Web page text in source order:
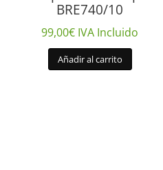
BRE740/10
99,00€ IVA Incluido
Añadir al carrito